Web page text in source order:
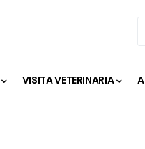
VISITA VETERINARIA